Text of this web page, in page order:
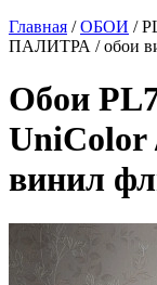
Главная /ОБОИ /
ПАЛИТРА / обои
Обои
винил